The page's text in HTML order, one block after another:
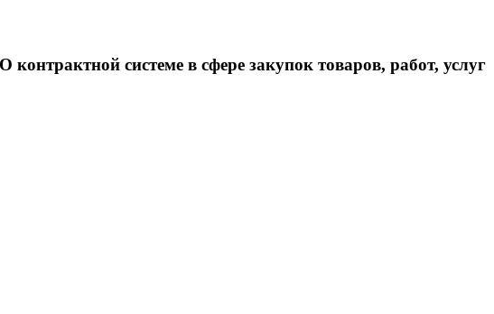
системе в сфере закупок товаров, работ, услуг